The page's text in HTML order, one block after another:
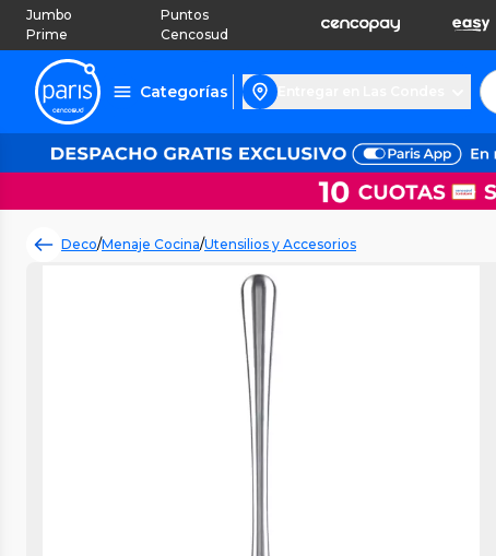
Jumbo
Prime
Puntos
Cencosud
Categorías
Deco/Menaje Cocina/Utensilios y Accesorios